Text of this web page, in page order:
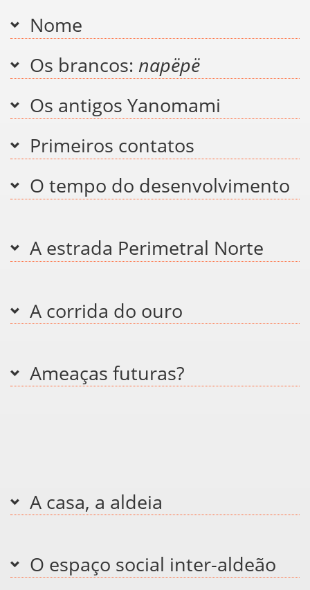
Nome
Os brancos: napëpë
Os antigos Yanomami
Primeiros contatos
O tempo do desenvolvimento
A estrada Perimetral Norte
A corrida do ouro
Ameaças futuras?
A casa, a aldeia
O espaço social inter-aldeão